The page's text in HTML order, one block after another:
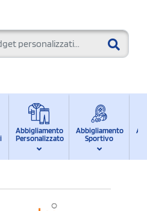
Abbigliamento
Personalizzato
Abbigliamento
Sportivo